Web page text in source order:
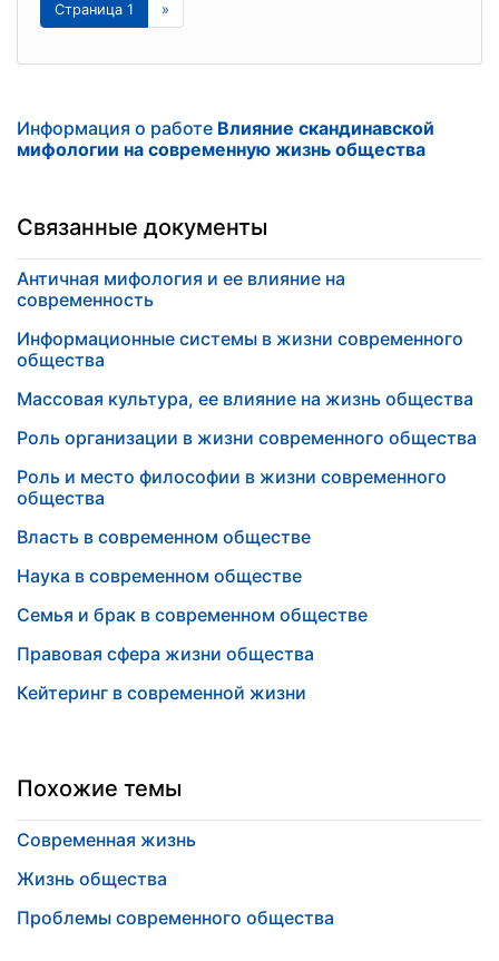
Страница 1 »
Информация о работе Влияние скандинавской
мифологии на современную жизнь общества
Связанные документы
Античная мифология и ее влияние на
современность
Информационные системы в жизни современного
общества
Массовая культура, ее влияние на жизнь общества
Роль организации в жизни современного общества
Роль и место философии в жизни современного
общества
Власть в современном обществе
Наука в современном обществе
Семья и брак в современном обществе
Правовая сфера жизни общества
Кейтеринг в современной жизни
Похожие темы
Современная жизнь
Жизнь общества
Проблемы современного общества